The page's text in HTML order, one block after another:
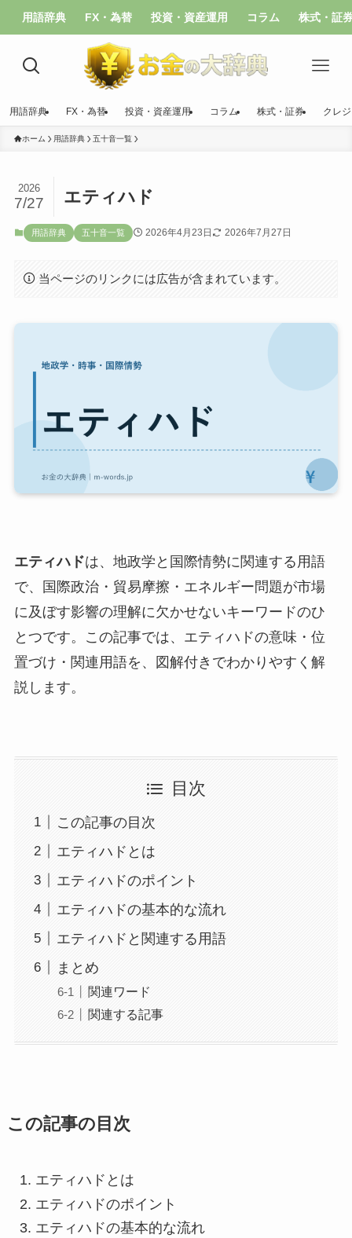
用語辞典 FX・為替 投資・資産運用 コラム 株式・証
用語辞典 FX・為替 投資・資産運用 コラム 株式・証券 クレ
ホーム 用語辞典 五十音一覧
エティハド
2026
7/27
用語辞典 五十音一覧 2026年4月23日 2026年7月27日
当ページのリンクには広告が含まれています。
エティハドは、地政学と国際情勢に関連する用語
で、国際政治・貿易摩擦・エネルギー問題が市場
に及ぼす影響の理解に欠かせないキーワードのひ
とつです。この記事では、エティハドの意味・位
置づけ・関連用語を、図解付きでわかりやすく解
説します。
目次
この記事の目次
エティハドとは
エティハドのポイント
エティハドの基本的な流れ
エティハドと関連する用語
まとめ
関連ワード
関連する記事
この記事の目次
エティハドとは
エティハドのポイント
エティハドの基本的な流れ